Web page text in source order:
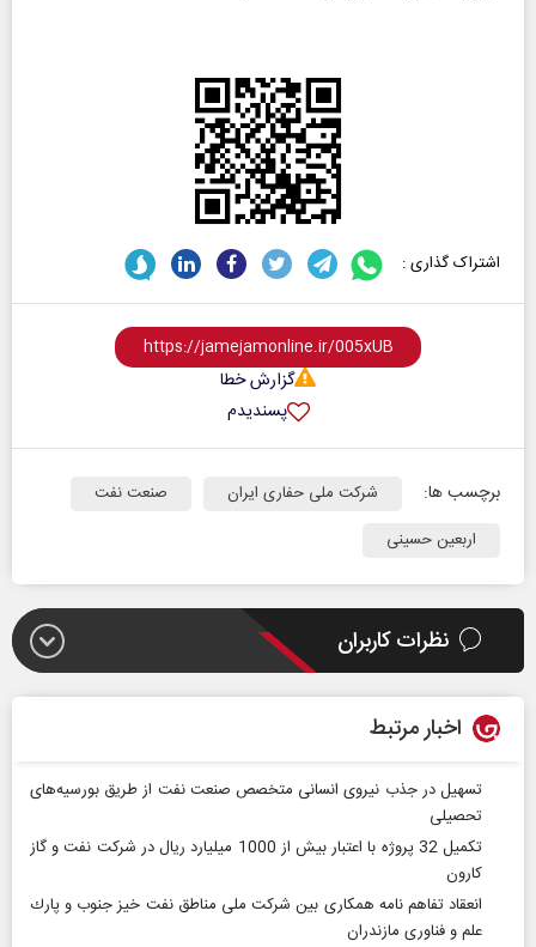
اشتراک گذاری :
گزارش خطا
پسندیدم
برچسب ها: شرکت ملی حفاری ایران
صنعت نفت
اربعین حسینی
نظرات کاربران
اخبار مرتبط
تسهیل در جذب نیروی انسانی متخصص صنعت نفت از طریق بورسیه‌های
تحصیلی
تكمیل 32 پروژه با اعتبار بیش از 1000 میلیارد ریال در شركت نفت و گاز
كارون
انعقاد تفاهم نامه همكاری بین شركت ملی مناطق نفت خیز جنوب و پارك
علم و فناوری مازندران